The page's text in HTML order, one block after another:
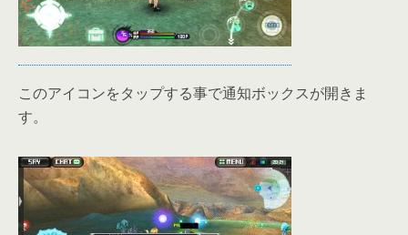
このアイコンをタップする事で通知ボックスが開きま
す。